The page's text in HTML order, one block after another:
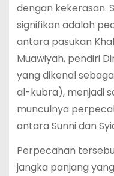
dengan kekerasan.
signifikan adalah
antara pasukan
Muawiyah, pendiri
yang dikenal
al-kubra), menjadi
munculnya
antara Sunni dan
Perpecahan
jangka panjang